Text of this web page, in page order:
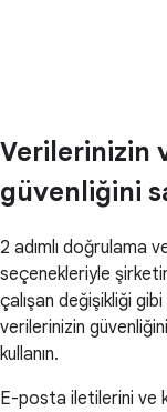
Verilerinizin
güvenliğini
2 adımlı doğrulama
seçenekleriyle
çalışan değişikliği
verilerinizin
kullanın.
E-posta iletilerini ve